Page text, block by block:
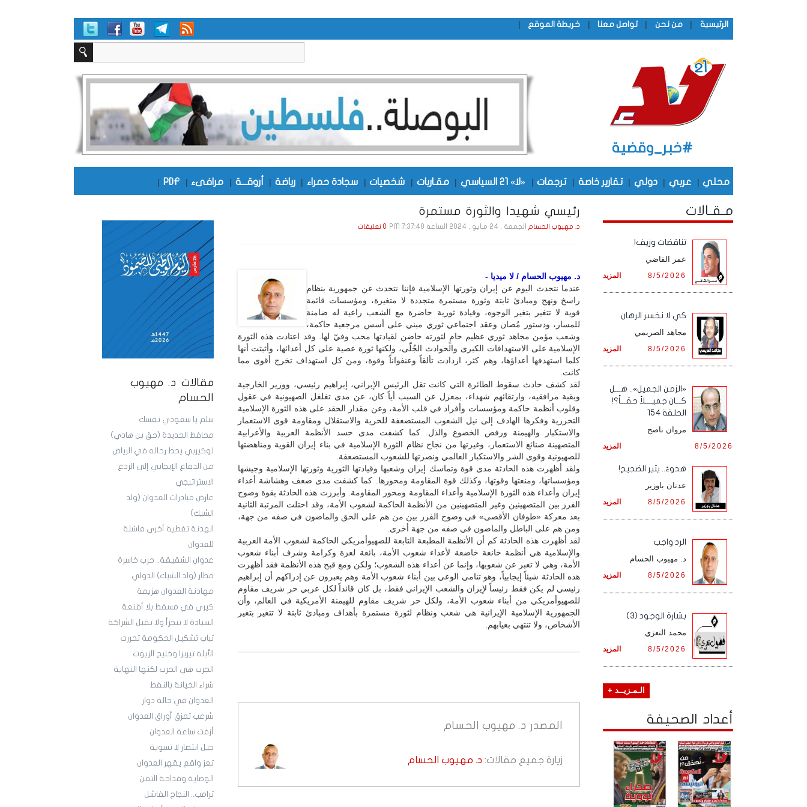
الرئيسية | من نحن | تواصل معنا | خريطة الموقع |
#خبر_وقضية
محلي | عربي | دولي | تقارير خاصة | ترجمات | «لا» 21 السياسي | مقـاربات | شخصيات | سجادة حمراء | رياضة | أروقـــة | مرافىء |
PDF
|
مقالات د. مهيوب
الحسام
سلم يا سعودي نفسك
محافظ الحديدة (حق بن هادي)
لوكيربي يحط رحاله في الرياض
من الدفاع الإيجابي إلى الردع
الاستراتيجي
عارض مبادرات العدوان (ولد
الشيك)
الهدنة تغطية أخرى فاشلة
للعدوان
عدوان الشقيقة.. حرب خاسرة
مطار (ولد الشيك) الدولي
مهادنة العدوان هزيمة
كيري في مسقط بلا أقنعة
السيادة لا تتجزأ ولا تقبل الشراكة
تباب تشكيل الحكومة تحررت
الأبلة تيريزا وخليج الزيوت
الحرب هي الحرب لكنها النهاية
شراء الخيانة بالنفط
العدوان في حالة دوار
شرعب تمزق أوراق العدوان
أزفت ساعة العدوان
جيل انتصار لا تسوية
تعز واقع يقهر العدوان
الوصاية وفداحة الثمن
ترامب.. النجاح الفاشل
رئيسي شهيدا والثورة مستمرة
د. مهيوب الحسام الجمعة , 24 مـايـو , 2024 الساعة 7:37:48 PM 0 تعليقات
د. مهيوب الحسام / لا ميديا -
عندما نتحدث اليوم عن إيران وثورتها الإسلامية فإننا نتحدث عن جمهورية بنظام
راسخ ونهج ومبادئ ثابتة وثورة مستمرة متجددة لا متغيرة، ومؤسسات قائمة
قوية لا تتغير بتغير الوجوه، وقيادة ثورية حاضرة مع الشعب راعية له ضامنة
للمسار، ودستور مُصان وعقد اجتماعي ثوري مبني على أسس مرجعية حاكمة،
وشعب مؤمن مجاهد ثوري عظيم حامٍ لثورته حاضن لقيادتها محب وفيّ لها. وقد اعتادت هذه الثورة
الإسلامية على الاستهدافات الكبرى والحوادث الجُلّى، ولكنها ثورة عصية على كل أعدائها، وأثبتت أنها
كلما استهدفها أعداؤها، وهم كثر، ازدادت تألقاً وعنفواناً وقوة، ومن كل استهداف تخرج أقوى مما
كانت.
لقد كشف حادث سقوط الطائرة التي كانت تقل الرئيس الإيراني، إبراهيم رئيسي، ووزير الخارجية
وبقية مرافقيه، وارتقائهم شهداء، بمعزل عن السبب أياً كان، عن مدى تغلغل الصهيونية في عقول
وقلوب أنظمة حاكمة ومؤسسات وأفراد في قلب الأمة، وعن مقدار الحقد على هذه الثورة الإسلامية
التحررية وفكرها الهادف إلى نيل الشعوب المستضعفة للحرية والاستقلال ومقاومة قوى الاستعمار
والاستكبار والهيمنة ورفض الخضوع والذل. كما كشفت مدى حسد الأنظمة العربية والأعرابية
المتصهينة صنائع الاستعمار، وغيرتها من نجاح نظام الثورة الإسلامية في بناء إيران القوية ومناهضتها
للصهيونية وقوى الشر والاستكبار العالمي ونصرتها للشعوب المستضعفة.
ولقد أظهرت هذه الحادثة مدى قوة وتماسك إيران وشعبها وقيادتها الثورية وثورتها الإسلامية وجيشها
ومؤسساتها، ومنعتها وقوتها، وكذلك قوة المقاومة ومحورها. كما كشفت مدى ضعف وهشاشة أعداء
إيران وأعداء هذه الثورة الإسلامية وأعداء المقاومة ومحور المقاومة. وأبرزت هذه الحادثة بقوة وضوح
الفرز بين المتصهينين وغير المتصهينين من الأنظمة الحاكمة لشعوب الأمة، وقد احتلت المرتبة الثانية
بعد معركة «طوفان الأقصى» في وضوح الفرز بين من هم على الحق والماضون في صفه من جهة،
ومن هم على الباطل والماضون في صفه من جهة أخرى.
لقد أظهرت هذه الحادثة كم أن الأنظمة المطبعة التابعة للصهيوأمريكي الحاكمة لشعوب الأمة العربية
والإسلامية هي أنظمة خانعة خاضعة لأعداء شعوب الأمة، بائعة لعزة وكرامة وشرف أبناء شعوب
الأمة، وهي لا تعبر عن شعوبها، وإنما عن أعداء هذه الشعوب؛ ولكن ومع قبح هذه الأنظمة فقد أظهرت
هذه الحادثة شيئاً إيجابياً، وهو تنامي الوعي بين أبناء شعوب الأمة وهم يعبرون عن إدراكهم أن إبراهيم
رئيسي لم يكن فقط رئيساً لإيران والشعب الإيراني فقط، بل كان قائداً لكل عربي حر شريف مقاوم
للصهيوأمريكي من أبناء شعوب الأمة، ولكل حر شريف مقاوم للهيمنة الأمريكية في العالم، وأن
الجمهورية الإسلامية الإيرانية هي شعب ونظام لثورة مستمرة بأهداف ومبادئ ثابتة لا تتغير بتغير
الأشخاص، ولا تنتهي بغيابهم.
المصدر د. مهيوب الحسام
زيارة جميع مقالات: د. مهيوب الحسام
مـقـالات
تناقضات وزيف!
عمر القاضي
المزيد 8/5/2026
كي لا نخسر الرهان
مجاهد الصريمي
المزيد 8/5/2026
«الزمن الجميل».. هـــل
كـــان جميــــلاً حقـــاً؟!
الحلقة 154
مروان ناصح
المزيد 8/5/2026
هدوءٌ.. يثير الضجيج!
عدنان باوزير
المزيد 8/5/2026
الرد واجب
د. مهيوب الحسام
المزيد 8/5/2026
بشارة الوجود (3)
محمد التعزي
المزيد 8/5/2026
الـمـزيــد +
أعداد الصحيفة